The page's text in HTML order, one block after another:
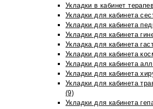
Укладки в кабинет
Укладки для кабинета
Укладки для кабинета
Укладки для кабинета
Укладка для кабинета
Укладки для кабинета
Укладки для кабинета
Укладки для кабинета
Укладки для кабинета
(9)
Укладки для кабинета